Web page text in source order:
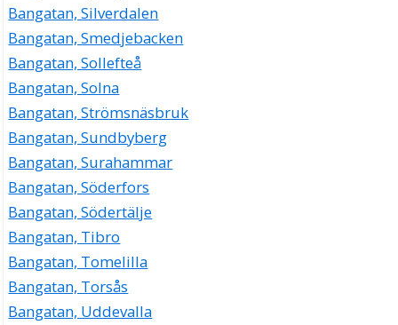
Bangatan, Silverdalen
Bangatan, Smedjebacken
Bangatan, Sollefteå
Bangatan, Solna
Bangatan, Strömsnäsbruk
Bangatan, Sundbyberg
Bangatan, Surahammar
Bangatan, Söderfors
Bangatan, Södertälje
Bangatan, Tibro
Bangatan, Tomelilla
Bangatan, Torsås
Bangatan, Uddevalla